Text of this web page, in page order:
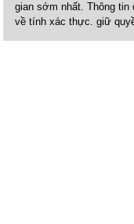
gian sớm nhất. Thông tin
về tính xác thực. giữ